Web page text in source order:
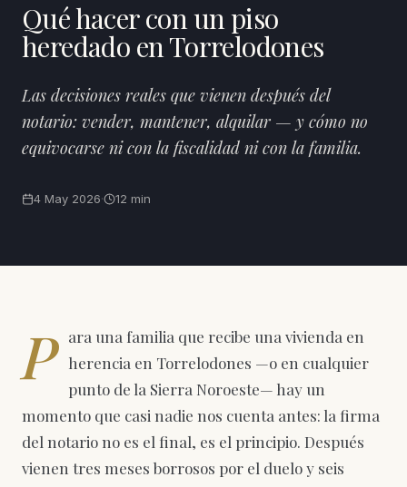
Qué hacer con un piso
heredado en Torrelodones
Las decisiones reales que vienen después del
notario: vender, mantener, alquilar — y cómo no
equivocarse ni con la fiscalidad ni con la familia.
4 May 2026· 12 min
P ara una familia que recibe una vivienda en
herencia en Torrelodones —o en cualquier
punto de la Sierra Noroeste— hay un
momento que casi nadie nos cuenta antes: la firma
del notario no es el final, es el principio. Después
vienen tres meses borrosos por el duelo y seis